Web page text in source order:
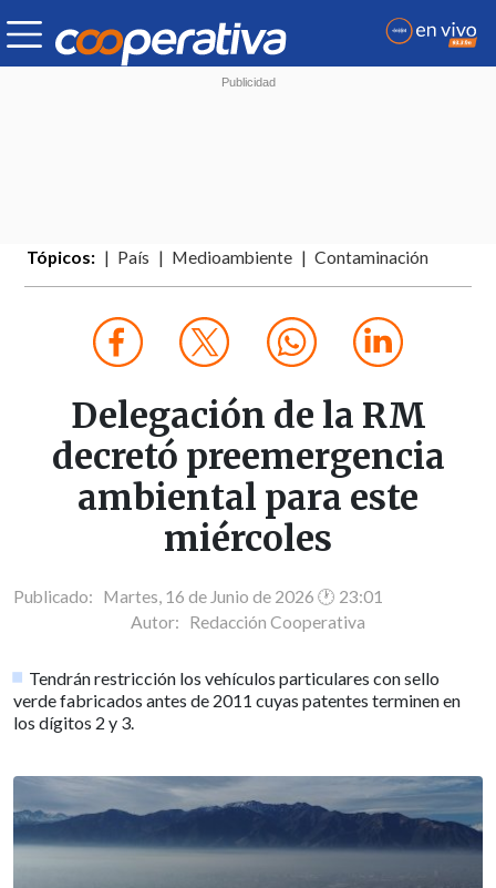
Tópicos: País Medioambiente Contaminación
Delegación de la RM
decretó preemergencia
ambiental para este
miércoles
Publicado: Martes, 16 de Junio de 2026 🕐 23:01
Autor: Redacción Cooperativa
Tendrán restricción los vehículos particulares con sello
verde fabricados antes de 2011 cuyas patentes terminen en
los dígitos 2 y 3.